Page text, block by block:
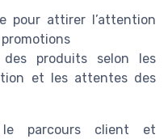
pour attirer l’attention
produits selon les
et les attentes des
le parcours client et